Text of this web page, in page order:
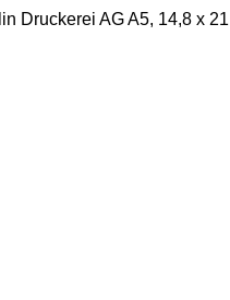
Druckerei AG A5, 14,8 x